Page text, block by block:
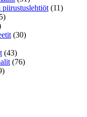
piirustuslehtiöt (11)
(30)
(43)
(76)